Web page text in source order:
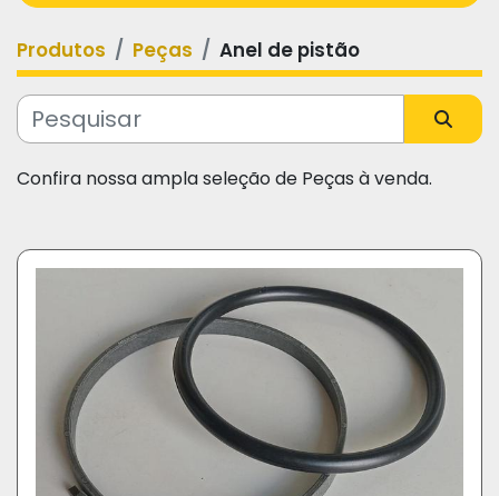
Categoria
Fabricante
Produtos Peças Anel de pistão
Confira nossa ampla seleção de Peças à venda.